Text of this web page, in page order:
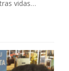
vidas
…